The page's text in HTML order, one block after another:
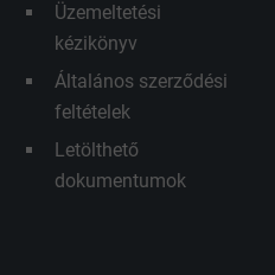
Üzemeltetési
kézikönyv
Általános szerződési
feltételek
Letölthető
dokumentumok